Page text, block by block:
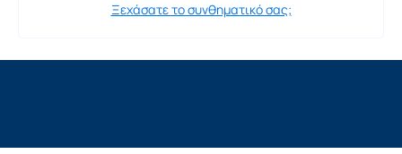
Ξεχάσατε το συνθηματικό σας;